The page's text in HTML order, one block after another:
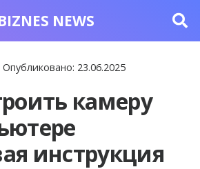
NEWS
Опубликовано: 23.06.2025
камеру
инструкция